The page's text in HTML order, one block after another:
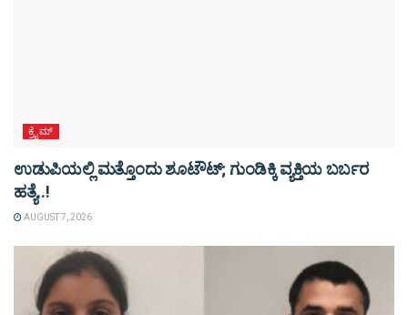
ಕ್ರೈಮ್
ಉಡುಪಿಯಲ್ಲಿ ಮತ್ತೊಂದು ಶೂಟೌಟ್‌; ಗುಂಡಿಕ್ಕಿ ವ್ಯಕ್ತಿಯ ಬರ್ಬರ
ಹತ್ಯೆ..!
AUGUST 7, 2026